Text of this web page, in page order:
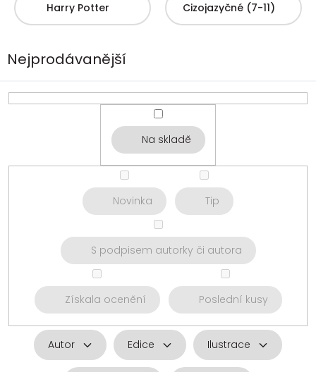
Harry Potter Cizojazyčné (7-11)
Nejprodávanější
Na skladě
Novinka Tip
S podpisem autorky či autora
Získala ocenění Poslední kusy
Autor Edice Ilustrace